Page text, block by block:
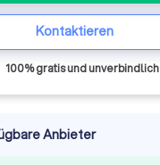
Kontaktieren
100% gratis und unverbindlich
Anbieter